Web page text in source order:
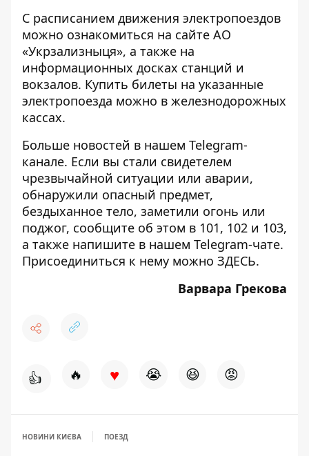
С расписанием движения электропоездов
можно ознакомиться на сайте АО
«Укрзализныця», а также на
информационных досках станций и
вокзалов. Купить билеты на указанные
электропоезда можно в железнодорожных
кассах.
Больше новостей в нашем Telegram-
канале. Если вы стали свидетелем
чрезвычайной ситуации или аварии,
обнаружили опасный предмет,
бездыханное тело, заметили огонь или
поджог, сообщите об этом в 101, 102 и 103,
а также напишите в нашем Telegram-чате.
Присоединиться к нему можно ЗДЕСЬ.
Варвара Грекова
👍 🔥 ♥ 😭 😆 😡
НОВИНИ КИЄВА ПОЕЗД